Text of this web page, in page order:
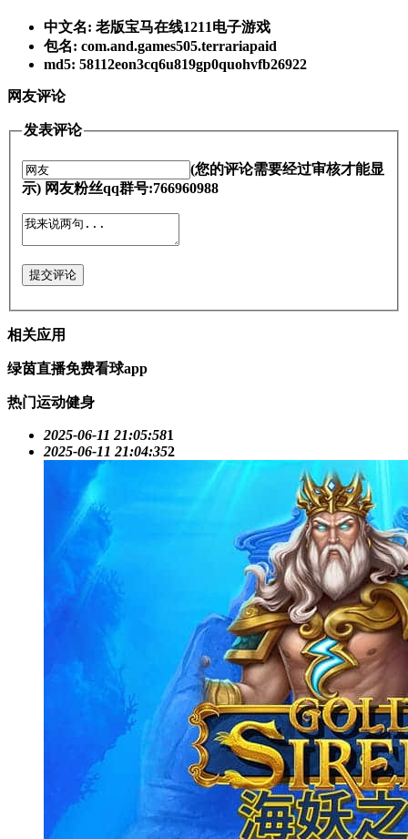
中文名: 老版宝马在线1211电子游戏
包名: com.and.games505.terrariapaid
md5: 58112eon3cq6u819gp0quohvfb26922
网友评论
发表评论
(您的评论需要经过审核才能显
示) 网友粉丝qq群号:766960988
提交评论
相关应用
绿茵直播免费看球app
热门运动健身
2025-06-11 21:05:581
2025-06-11 21:04:352